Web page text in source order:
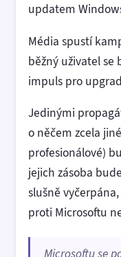
updatem
Média spustí
běžný uživatel se
impuls pro
Jedinými
o něčem zcela
profesionálové)
jejich zásoba
slušně
proti Microsoftu
Microsoftu se